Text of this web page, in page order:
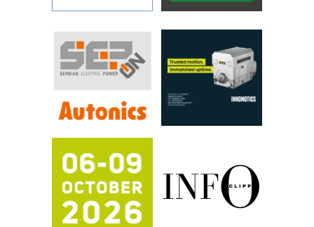
STAUFF – Komponente koje
sistema
YAMADA pumpe – japanska
pouzdanost u transferu fluida
Filtration Group Industrial – Napredna
rešenja za filtraciju u hidrauličkim i
procesnim sistemima
FANUC: Najbolje za vašu pametnu
automatizaciju
Efikasno upravljanje energijom
Automatizacija pakovanja · Display
(Shelf-Ready) omotnice